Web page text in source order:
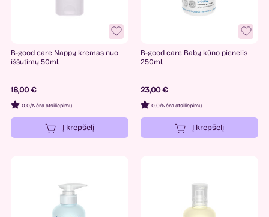
B-good care Nappy kremas nuo
iššutimų 50ml.
18,00 €
0.0/Nėra atsiliepimų
Į krepšelį
B-good care Baby kūno pienelis
250ml.
23,00 €
0.0/Nėra atsiliepimų
Į krepšelį